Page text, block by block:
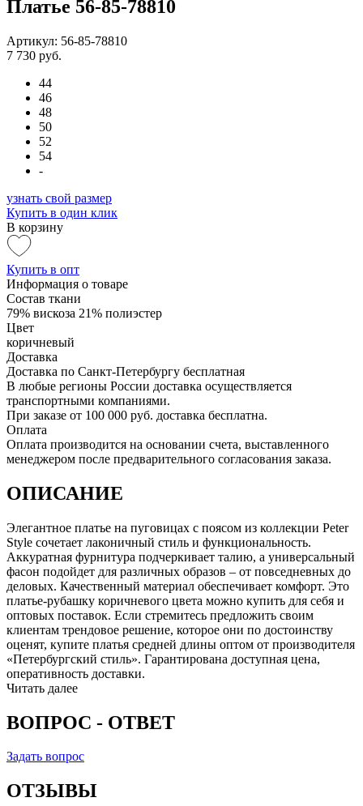
Платье 56-85-78810
Артикул: 56-85-78810
7 730 руб.
44
46
48
50
52
54
-
узнать свой размер
Купить в один клик
В корзину
Купить в опт
Информация о товаре
Состав ткани
79% вискоза 21% полиэстер
Цвет
коричневый
Доставка
Доставка по Санкт-Петербургу бесплатная
В любые регионы России доставка осуществляется
транспортными компаниями.
При заказе от 100 000 руб. доставка бесплатна.
Оплата
Оплата производится на основании счета, выставленного
менеджером после предварительного согласования заказа.
ОПИСАНИЕ
Элегантное платье на пуговицах с поясом из коллекции Peter
Style сочетает лаконичный стиль и функциональность.
Аккуратная фурнитура подчеркивает талию, а универсальный
фасон подойдет для различных образов – от повседневных до
деловых. Качественный материал обеспечивает комфорт. Это
платье-рубашку коричневого цвета можно купить для себя и
оптовых поставок. Если стремитесь предложить своим
клиентам трендовое решение, которое они по достоинству
оценят, купите платья средней длины оптом от производителя
«Петербургский стиль». Гарантирована доступная цена,
оперативность доставки.
Читать далее
ВОПРОС - ОТВЕТ
Задать вопрос
ОТЗЫВЫ